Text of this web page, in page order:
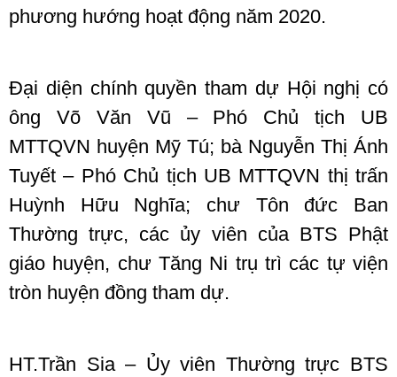
phương hướng hoạt động năm 2020.
Đại diện chính quyền tham dự Hội nghị có
ông Võ Văn Vũ – Phó Chủ tịch UB
MTTQVN huyện Mỹ Tú; bà Nguyễn Thị Ánh
Tuyết – Phó Chủ tịch UB MTTQVN thị trấn
Huỳnh Hữu Nghĩa; chư Tôn đức Ban
Thường trực, các ủy viên của BTS Phật
giáo huyện, chư Tăng Ni trụ trì các tự viện
tròn huyện đồng tham dự.
HT.Trần Sia – Ủy viên Thường trực BTS